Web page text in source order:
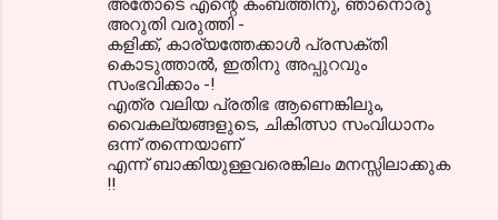
അറുതി വരുത്തി -
കളിക്ക്, കാര്യത്തേക്കാൾ പ്രസക്തി
കൊടുത്താൽ, ഇതിനു അപ്പുറവും
സംഭവിക്കാം -!
എത്ര വലിയ പ്രതിഭ ആണെങ്കിലും,
വൈകല്യങ്ങളുടെ, ചികിത്സാ സംവിധാനം
ഒന്ന് തന്നെയാണ്
എന്ന് ബാക്കിയുള്ളവരെങ്കിലം മനസ്സിലാക്കുക
!!